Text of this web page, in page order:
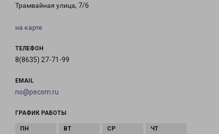
Трамвайная улица, 7/6
на карте
ТЕЛЕФОН
8(8635) 27-71-99
EMAIL
no@pecom.ru
ГРАФИК РАБОТЫ